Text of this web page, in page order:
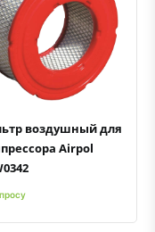
Быстрый просмотр
Добавить к сравнению
Добавить в избранное
воздушный для
Airpol